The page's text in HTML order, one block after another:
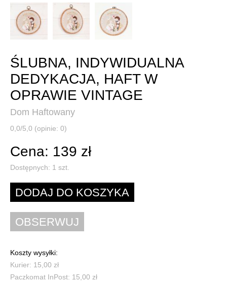
ŚLUBNA, INDYWIDUALNA
DEDYKACJA, HAFT W
OPRAWIE VINTAGE
Dom Haftowany
0,0/5,0 (opinie: 0)
Cena: 139 zł
Dostępnych: 1 szt.
Koszty wysyłki:
Kurier: 15,00 zł
Paczkomat InPost: 15,00 zł